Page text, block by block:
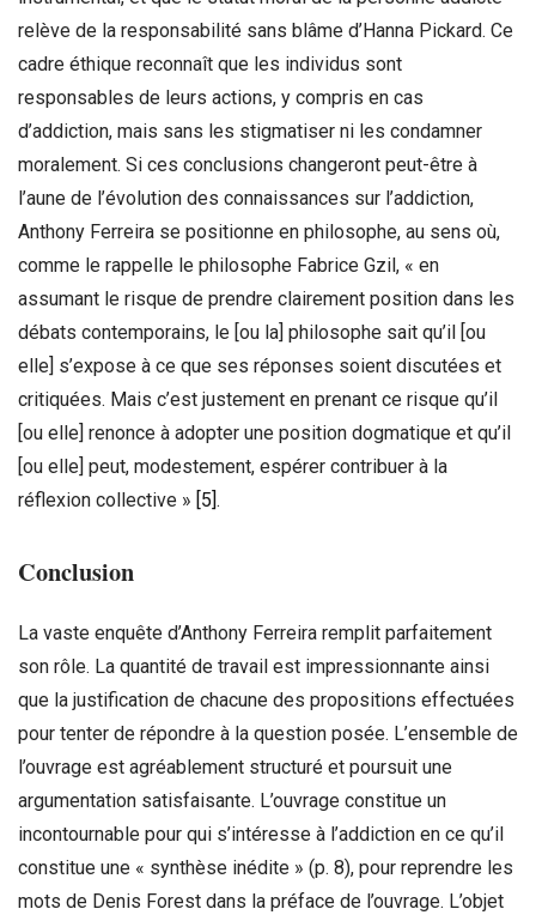
relève de la responsabilité sans blâme d’Hanna Pickard. Ce
cadre éthique reconnaît que les individus sont
responsables de leurs actions, y compris en cas
d’addiction, mais sans les stigmatiser ni les condamner
moralement. Si ces conclusions changeront peut-être à
l’aune de l’évolution des connaissances sur l’addiction,
Anthony Ferreira se positionne en philosophe, au sens où,
comme le rappelle le philosophe Fabrice Gzil, « en
assumant le risque de prendre clairement position dans les
débats contemporains, le [ou la] philosophe sait qu’il [ou
elle] s’expose à ce que ses réponses soient discutées et
critiquées. Mais c’est justement en prenant ce risque qu’il
[ou elle] renonce à adopter une position dogmatique et qu’il
[ou elle] peut, modestement, espérer contribuer à la
réflexion collective » [5] .
Conclusion
La vaste enquête d’Anthony Ferreira remplit parfaitement
son rôle. La quantité de travail est impressionnante ainsi
que la justification de chacune des propositions effectuées
pour tenter de répondre à la question posée. L’ensemble de
l’ouvrage est agréablement structuré et poursuit une
argumentation satisfaisante. L’ouvrage constitue un
incontournable pour qui s’intéresse à l’addiction en ce qu’il
constitue une « synthèse inédite » (p. 8), pour reprendre les
mots de Denis Forest dans la préface de l’ouvrage. L’objet